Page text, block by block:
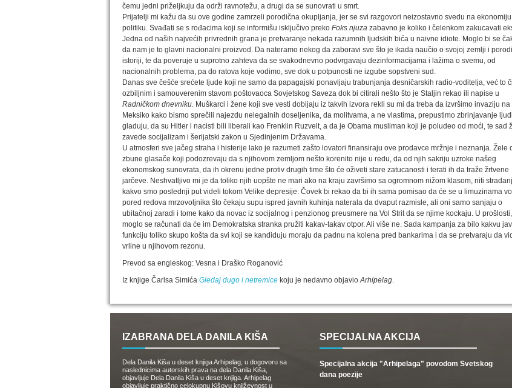
čemu jedni priželjkuju da održi ravnotežu, a drugi da se sunovrati u smrt.
Prijatelji mi kažu da su ove godine zamrzeli porodična okupljanja, jer se svi razgovori neizostavno svedu na ekonomiju
politiku. Svađati se s rođacima koji se informišu isključivo preko Foks njuza zabavno je koliko i čelenkom zakucavati
Jedna od naših najvećih privrednih grana je pretvaranje nekada razumnih ljudskih bića u naivne idiote. Moglo bi se
da nam je to glavni nacionalni proizvod. Da nateramo nekog da zaboravi sve što je ikada naučio o svojoj zemlji i
istoriji, te da poveruje u suprotno zahteva da se svakodnevno podvrgavaju dezinformacijama i lažima o svemu, od
nacionalnih problema, pa do ratova koje vodimo, sve dok u potpunosti ne izgube sopstveni sud.
Danas sve češće srećete ljude koji ne samo da papagajski ponavljaju trabunjanja desničarskih radio-voditelja, već to
ozbiljnim i samouverenim stavom poštovaoca Sovjetskog Saveza dok bi citirali nešto što je Staljin rekao ili napise u
Radničkom dnevniku. Muškarci i žene koji sve vesti dobijaju iz takvih izvora rekli su mi da treba da izvršimo invaziju na
Meksiko kako bismo sprečili najezdu nelegalnih doseljenika, da molitvama, a ne vlastima, prepustimo zbrinjavanje
gladuju, da su Hitler i nacisti bili liberali kao Frenklin Ruzvelt, a da je Obama musliman koji je poludeo od moći, te sad
zavede socijalizam i šerijatski zakon u Sjedinjenim Državama.
U atmosferi sve jačeg straha i histerije lako je razumeti zašto lovatori finansiraju ove prodavce mržnje i neznanja. Žele
zbune glasače koji podozrevaju da s njihovom zemljom nešto korenito nije u redu, da od njih sakriju uzroke našeg
ekonomskog sunovrata, da ih okrenu jedne protiv drugih time što će oživeti stare zatucanosti i terati ih da traže žrtvene
jarčeve. Neshvatljivo mi je da toliko njih uopšte ne mari ako na kraju završimo sa ogromnom nižom klasom, niti
kakvo smo poslednji put videli tokom Velike depresije. Čovek bi rekao da bi ih sama pomisao da će se u limuzinama
pored redova mrzovoljnika što čekaju supu ispred javnih kuhinja naterala da dvaput razmisle, ali oni samo sanjaju o
ubitačnoj zaradi i tome kako da novac iz socijalnog i penzionog preusmere na Vol Strit da se njime kockaju. U prošlosti,
moglo se računati da će im Demokratska stranka pružiti kakav-takav otpor. Ali više ne. Sada kampanja za bilo kakvu
funkciju toliko skupo košta da svi koji se kandiduju moraju da padnu na kolena pred bankarima i da se pretvaraju da
vrline u njihovom rezonu.
Prevod sa engleskog: Vesna i Draško Roganović
Iz knjige Čarlsa Simića Gledaj dugo i netremice koju je nedavno objavioArhipelag.
IZABRANA DELA DANILA KIŠA
Dela Danila Kiša u deset knjiga Arhipelag, u dogovoru sa
naslednicima autorskih prava na dela Danila Kiša,
objavljuje Dela Danila Kiša u deset knjiga. Arhipelag
objavljuje praktično celokupnu Kišovu književnost u
SPECIJALNA AKCIJA
Specijalna akcija "Arhipelaga" povodom Svetskog
dana poezije